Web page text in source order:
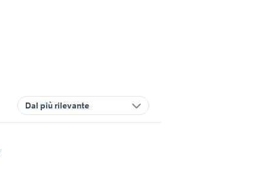
Dal più rilevante